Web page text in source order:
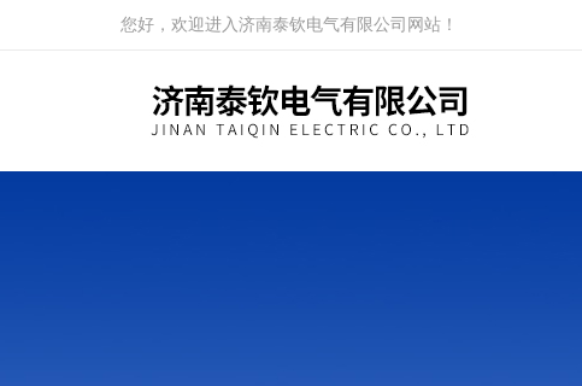
您好，欢迎进入济南泰钦电气有限公司网站！